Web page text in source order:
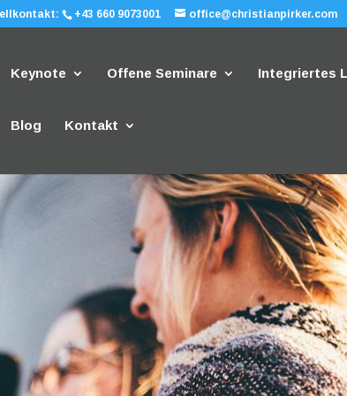
+43 660 9073001 office@christianpirker.com
Keynote Offene Seminare Integriertes
Blog Kontakt